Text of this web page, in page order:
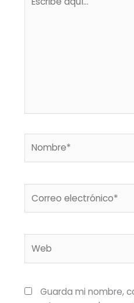
aquí...
electrónico*
Guarda mi nombre,